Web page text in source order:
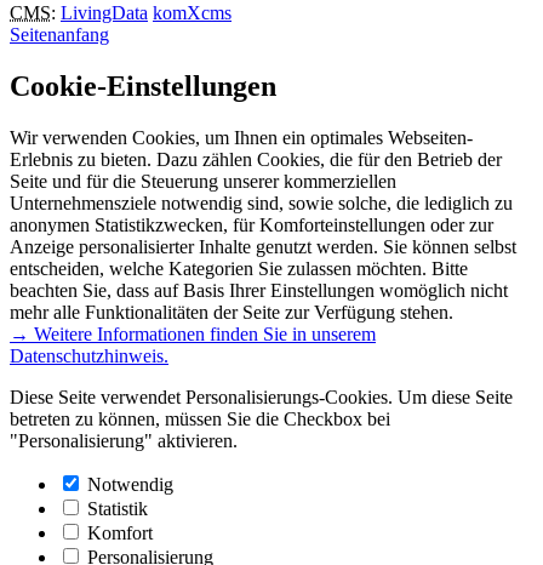
CMS: LivingData komXcms
Seitenanfang
Cookie-Einstellungen
Wir verwenden Cookies, um Ihnen ein optimales Webseiten-
Erlebnis zu bieten. Dazu zählen Cookies, die für den Betrieb der
Seite und für die Steuerung unserer kommerziellen
Unternehmensziele notwendig sind, sowie solche, die lediglich zu
anonymen Statistikzwecken, für Komforteinstellungen oder zur
Anzeige personalisierter Inhalte genutzt werden. Sie können selbst
entscheiden, welche Kategorien Sie zulassen möchten. Bitte
beachten Sie, dass auf Basis Ihrer Einstellungen womöglich nicht
mehr alle Funktionalitäten der Seite zur Verfügung stehen.
→ Weitere Informationen finden Sie in unserem
Datenschutzhinweis.
Diese Seite verwendet Personalisierungs-Cookies. Um diese Seite
betreten zu können, müssen Sie die Checkbox bei
"Personalisierung" aktivieren.
Notwendig
Statistik
Komfort
Personalisierung